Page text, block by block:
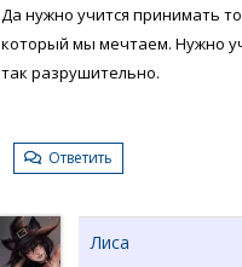
Да нужно учится принимать
который мы мечтаем. Нужно
так разрушительно.
Ответить
Лиса